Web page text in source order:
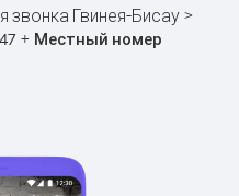
звонка Гвинея-Бисау >
47+ Местный номер